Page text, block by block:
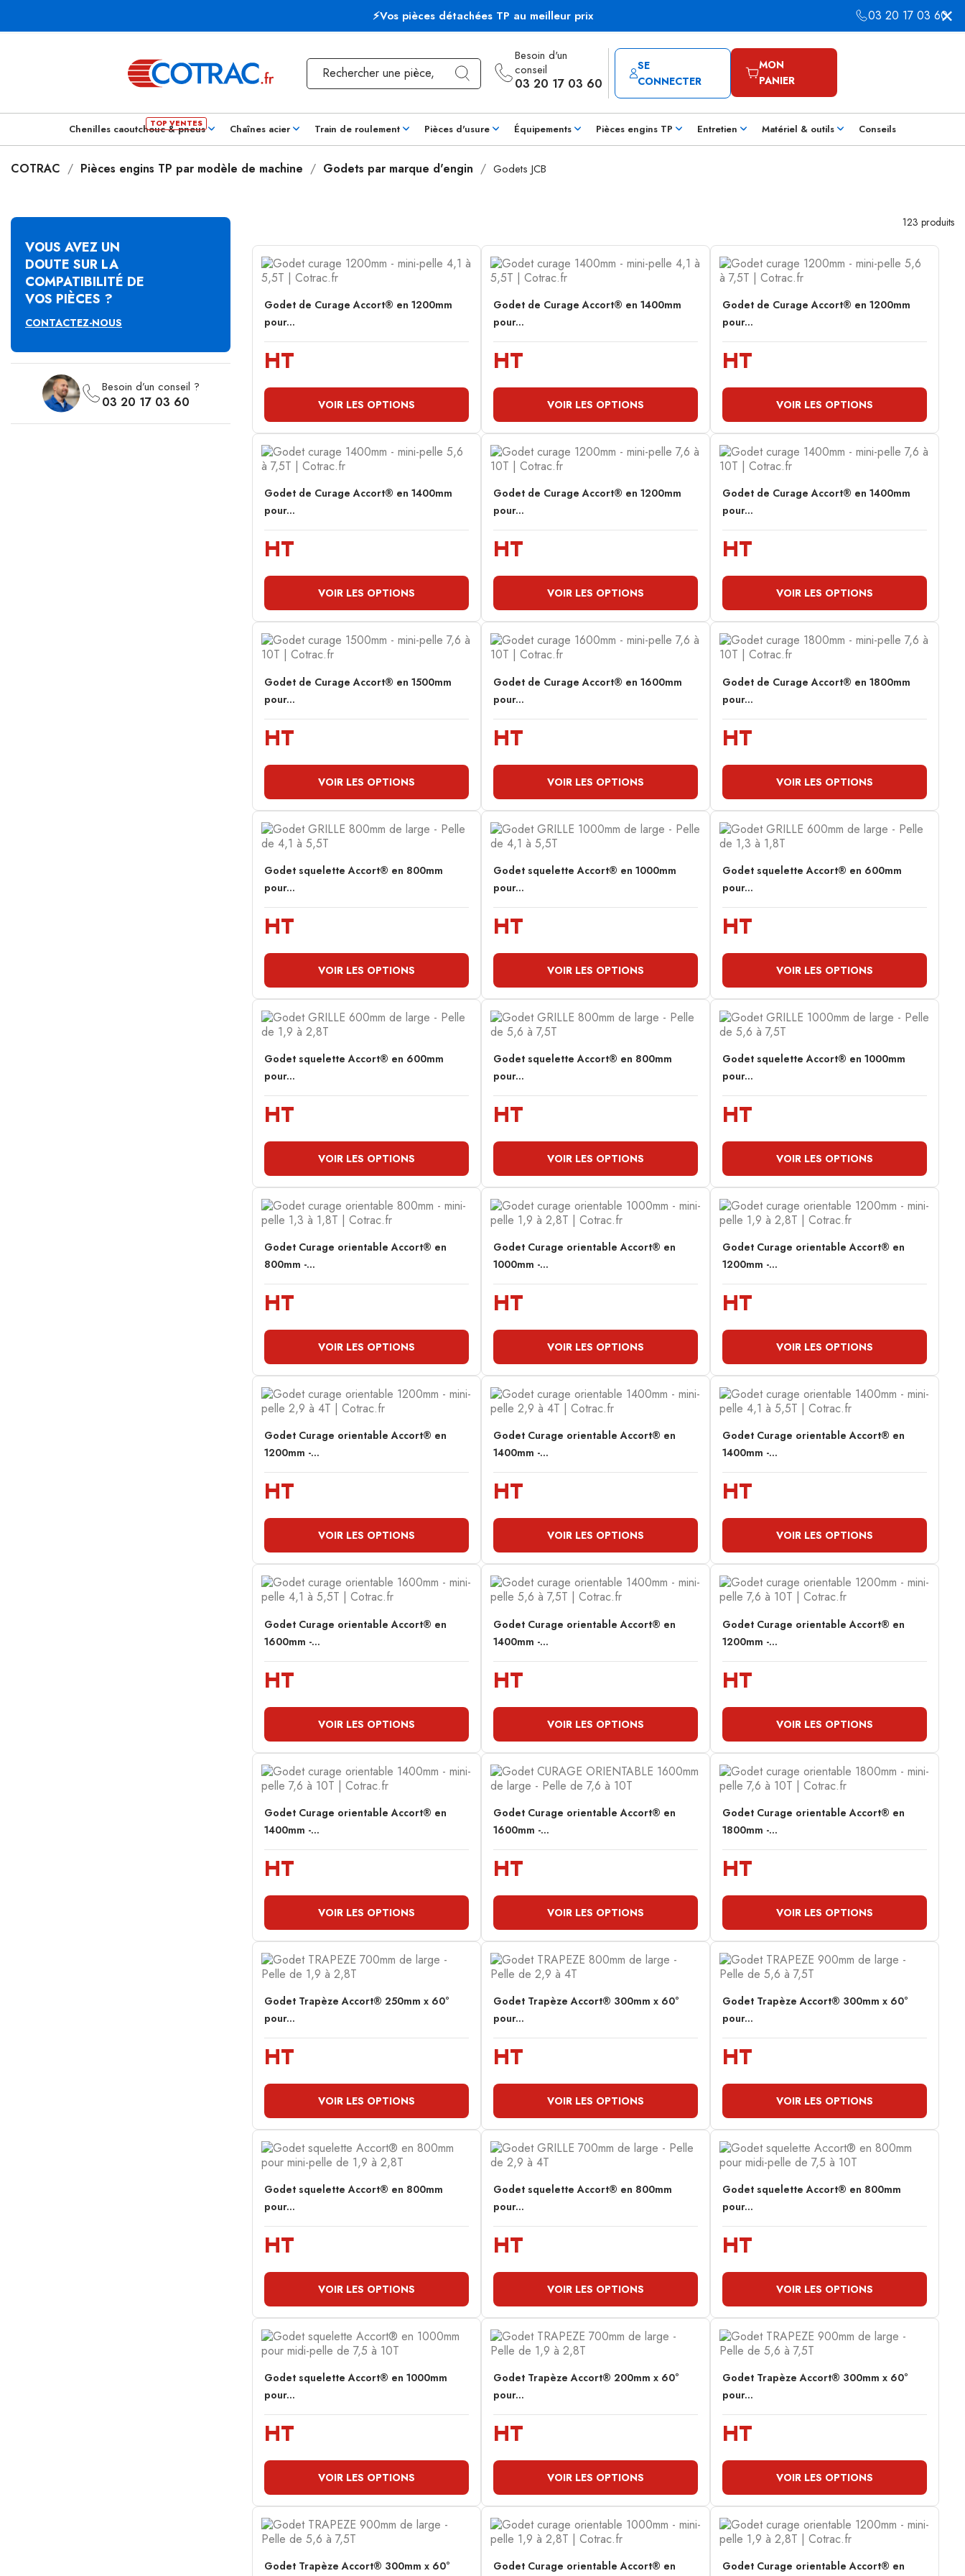
⚡Vos pièces détachées TP au meilleur prix 03 20 17 03 60
Besoin d'un
conseil
03 20 17 03 60
SE
CONNECTER
MON
PANIER
Chenilles caoutchouc & pneus Chaînes acier Train de roulement Pièces d'usure Équipements Pièces engins TP Entretien Matériel & outils Conseils
COTRAC Pièces engins TP par modèle de machine Godets par marque d'engin Godets JCB
VOUS AVEZ UN
DOUTE SUR LA
COMPATIBILITÉ DE
VOS PIÈCES ?
CONTACTEZ-NOUS
Besoin d’un conseil ?
03 20 17 03 60
123 produits
Godet de Curage Accort® en 1200mm
pour...
HT
VOIR LES OPTIONS
Godet de Curage Accort® en 1400mm
pour...
HT
VOIR LES OPTIONS
Godet de Curage Accort® en 1200mm
pour...
HT
VOIR LES OPTIONS
Godet de Curage Accort® en 1400mm
pour...
HT
VOIR LES OPTIONS
Godet de Curage Accort® en 1200mm
pour...
HT
VOIR LES OPTIONS
Godet de Curage Accort® en 1400mm
pour...
HT
VOIR LES OPTIONS
Godet de Curage Accort® en 1500mm
pour...
HT
VOIR LES OPTIONS
Godet de Curage Accort® en 1600mm
pour...
HT
VOIR LES OPTIONS
Godet de Curage Accort® en 1800mm
pour...
HT
VOIR LES OPTIONS
Godet squelette Accort® en 800mm
pour...
HT
VOIR LES OPTIONS
Godet squelette Accort® en 1000mm
pour...
HT
VOIR LES OPTIONS
Godet squelette Accort® en 600mm
pour...
HT
VOIR LES OPTIONS
Godet squelette Accort® en 600mm
pour...
HT
VOIR LES OPTIONS
Godet squelette Accort® en 800mm
pour...
HT
VOIR LES OPTIONS
Godet squelette Accort® en 1000mm
pour...
HT
VOIR LES OPTIONS
Godet Curage orientable Accort® en
800mm -...
HT
VOIR LES OPTIONS
Godet Curage orientable Accort® en
1000mm -...
HT
VOIR LES OPTIONS
Godet Curage orientable Accort® en
1200mm -...
HT
VOIR LES OPTIONS
Godet Curage orientable Accort® en
1200mm -...
HT
VOIR LES OPTIONS
Godet Curage orientable Accort® en
1400mm -...
HT
VOIR LES OPTIONS
Godet Curage orientable Accort® en
1400mm -...
HT
VOIR LES OPTIONS
Godet Curage orientable Accort® en
1600mm -...
HT
VOIR LES OPTIONS
Godet Curage orientable Accort® en
1400mm -...
HT
VOIR LES OPTIONS
Godet Curage orientable Accort® en
1200mm -...
HT
VOIR LES OPTIONS
Godet Curage orientable Accort® en
1400mm -...
HT
VOIR LES OPTIONS
Godet Curage orientable Accort® en
1600mm -...
HT
VOIR LES OPTIONS
Godet Curage orientable Accort® en
1800mm -...
HT
VOIR LES OPTIONS
Godet Trapèze Accort® 250mm x 60°
pour...
HT
VOIR LES OPTIONS
Godet Trapèze Accort® 300mm x 60°
pour...
HT
VOIR LES OPTIONS
Godet Trapèze Accort® 300mm x 60°
pour...
HT
VOIR LES OPTIONS
Godet squelette Accort® en 800mm
pour...
HT
VOIR LES OPTIONS
Godet squelette Accort® en 800mm
pour...
HT
VOIR LES OPTIONS
Godet squelette Accort® en 800mm
pour...
HT
VOIR LES OPTIONS
Godet squelette Accort® en 1000mm
pour...
HT
VOIR LES OPTIONS
Godet Trapèze Accort® 200mm x 60°
pour...
HT
VOIR LES OPTIONS
Godet Trapèze Accort® 300mm x 60°
pour...
HT
VOIR LES OPTIONS
Godet Trapèze Accort® 300mm x 60° Godet Curage orientable Accort® en Godet Curage orientable Accort® en